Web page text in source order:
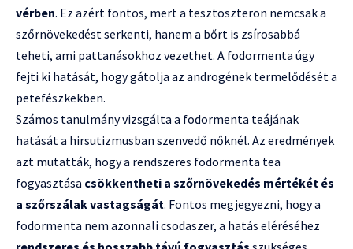
vérben. Ez azért fontos, mert a tesztoszteron nemcsak a
szőrnövekedést serkenti, hanem a bőrt is zsírosabbá
teheti, ami pattanásokhoz vezethet. A fodormenta úgy
fejti ki hatását, hogy gátolja az androgének termelődését a
petefészkekben.
Számos tanulmány vizsgálta a fodormenta teájának
hatását a hirsutizmusban szenvedő nőknél. Az eredmények
azt mutatták, hogy a rendszeres fodormenta tea
fogyasztása csökkentheti a szőrnövekedés mértékét és
a szőrszálak vastagságát. Fontos megjegyezni, hogy a
fodormenta nem azonnali csodaszer, a hatás eléréséhez